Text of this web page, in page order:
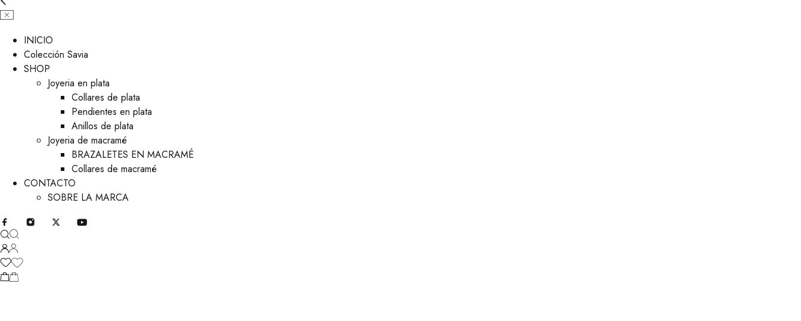
INICIO
Colección Savia
SHOP
Joyeria en plata
Collares de plata
Pendientes en plata
Anillos de plata
Joyeria de macramé
BRAZALETES EN MACRAMÉ
Collares de macramé
CONTACTO
SOBRE LA MARCA